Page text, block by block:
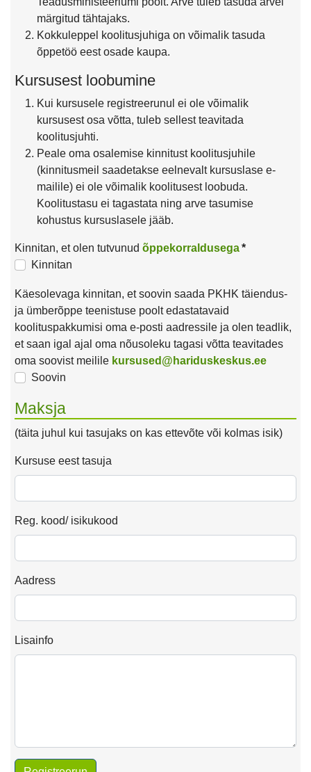
märgitud tähtajaks.
Kokkuleppel koolitusjuhiga on võimalik tasuda
õppetöö eest osade kaupa.
Kursusest loobumine
Kui kursusele registreerunul ei ole võimalik
kursusest osa võtta, tuleb sellest teavitada
koolitusjuhti.
Peale oma osalemise kinnitust koolitusjuhile
(kinnitusmeil saadetakse eelnevalt kursuslase e-
mailile) ei ole võimalik koolitusest loobuda.
Koolitustasu ei tagastata ning arve tasumise
kohustus kursuslasele jääb.
Kinnitan, et olen tutvunud õppekorraldusega*
Kinnitan
Käesolevaga kinnitan, et soovin saada PKHK täiendus-
ja ümberõppe teenistuse poolt edastatavaid
koolituspakkumisi oma e-posti aadressile ja olen teadlik,
et saan igal ajal oma nõusoleku tagasi võtta teavitades
oma soovist meilile kursused@hariduskeskus.ee
Soovin
Maksja
(täita juhul kui tasujaks on kas ettevõte või kolmas isik)
Kursuse eest tasuja
Reg. kood/ isikukood
Aadress
Lisainfo